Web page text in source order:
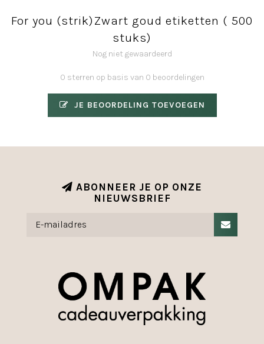
For you (strik)Zwart goud etiketten ( 500
stuks)
Nog niet gewaardeerd
0 sterren op basis van 0 beoordelingen
JE BEOORDELING TOEVOEGEN
ABONNEER JE OP ONZE
NIEUWSBRIEF